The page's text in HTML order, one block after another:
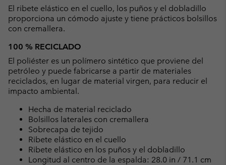
El ribete elástico en el cuello, los puños y el dobladillo
proporciona un cómodo ajuste y tiene prácticos bolsillos
con cremallera.
100 % RECICLADO
El poliéster es un polímero sintético que proviene del
petróleo y puede fabricarse a partir de materiales
reciclados, en lugar de material virgen, para reducir el
impacto ambiental.
Hecha de material reciclado
Bolsillos laterales con cremallera
Sobrecapa de tejido
Ribete elástico en el cuello
Ribete elástico en los puños y el dobladillo
Longitud al centro de la espalda: 28.0 in / 71.1 cm